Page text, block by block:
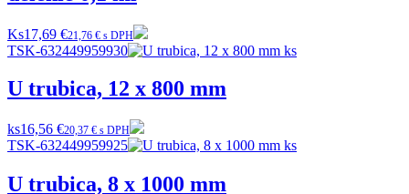
Ks17,69 €21,76 € s DPH
TSK-632449959930
U trubica, 12 x 800 mm
ks16,56 €20,37 € s DPH
TSK-632449959925
U trubica, 8 x 1000 mm